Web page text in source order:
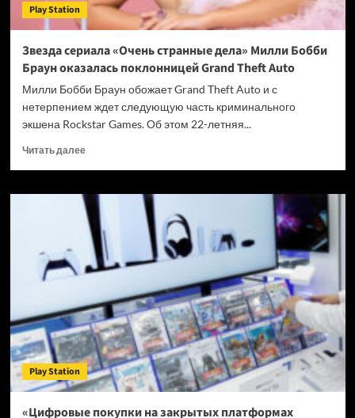
Play Station
Звезда сериала «Очень странные дела» Милли Бобби
Браун оказалась поклонницей Grand Theft Auto
Милли Бобби Браун обожает Grand Theft Auto и с
нетерпением ждет следующую часть криминального
экшена Rockstar Games. Об этом 22-летняя...
Читать далееПрочитать
Звезда
сериала
«Очень
странные
дела»
Милли
Браун
оказалась
поклонницей
Grand
Theft
Auto
Play Station
«Цифровые покупки на закрытых платформах